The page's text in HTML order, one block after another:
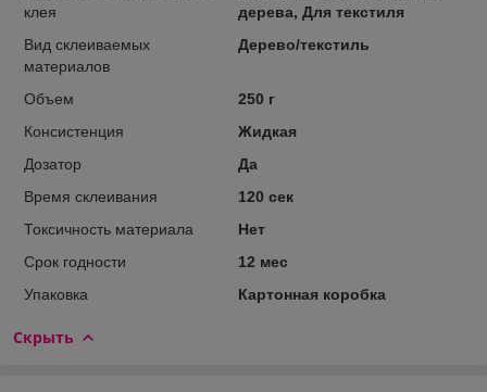
клея
дерева, Для текстиля
Вид склеиваемых
материалов
Дерево/текстиль
Объем
250 г
Консистенция
Жидкая
Дозатор
Да
Время склеивания
120 сек
Токсичность материала
Нет
Срок годности
12 мес
Упаковка
Картонная коробка
Скрыть